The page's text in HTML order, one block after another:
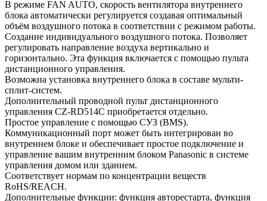
В режиме FAN AUTO, скорость вентилятора внутреннего
блока автоматически регулируется создавая оптимальный
объём воздушного потока в соответствии с режимом работы.
Создание индивидуального воздушного потока. Позволяет
регулировать направление воздуха вертикально и
горизонтально. Эта функция включается с помощью пульта
дистанционного управления.
Возможна установка внутреннего блока в составе мульти-
сплит-систем.
Дополнительный проводной пульт дистанционного
управления CZ-RD514C приобретается отдельно.
Простое управление с помощью СУЗ (BMS).
Коммуникационный порт может быть интегрирован во
внутреннем блоке и обеспечивает простое подключение и
управление вашим внутренним блоком Panasonic в системе
управления домом или зданием.
Соответствует нормам по концентрации веществ
RoHS/REACH.
Дополнительные функции: функция авторестарта, функция